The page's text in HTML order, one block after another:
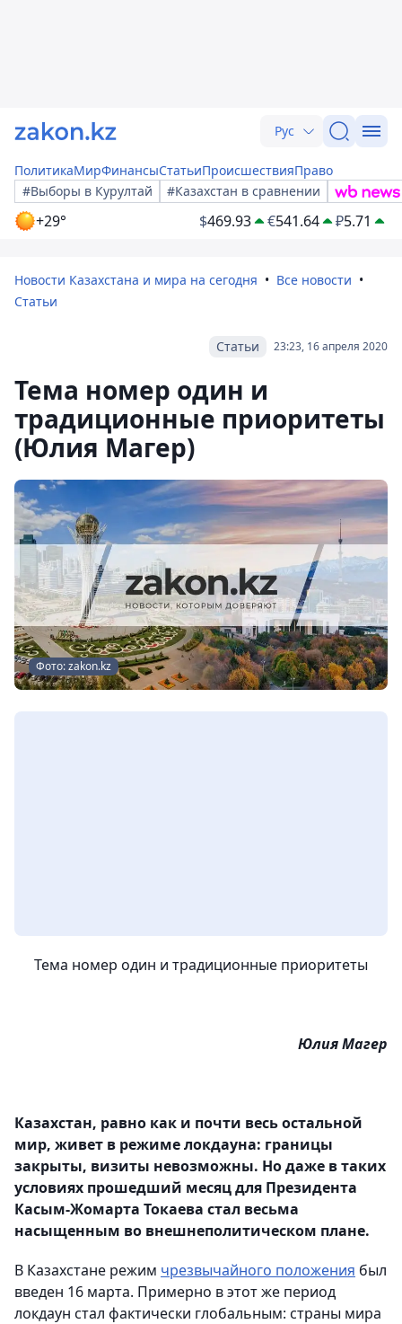
Рус
ПолитикаМирФинансыСтатьиПроисшествияПраво
#Выборы в Курултай
#Казахстан в сравнении
+29° $469.93 €541.64 ₽5.71
Новости Казахстана и мира на сегодня
Все новости
Статьи
23:23, 16 апреля 2020
Статьи
Тема номер один и
традиционные приоритеты
(Юлия Магер)
Фото: zakon.kz
Тема номер один и традиционные приоритеты
Юлия Магер
Казахстан, равно как и почти весь остальной
мир, живет в режиме локдауна: границы
закрыты, визиты невозможны. Но даже в таких
условиях прошедший месяц для Президента
Касым-Жомарта Токаева стал весьма
насыщенным во внешнеполитическом плане.
В Казахстане режим чрезвычайного положения был
введен 16 марта. Примерно в этот же период
локдаун стал фактически глобальным: страны мира